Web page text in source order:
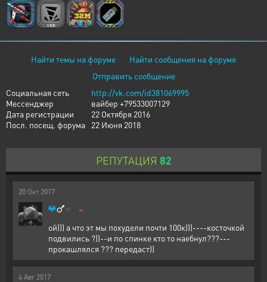
Найти темы на форуме
Найти сообщения на форуме
Отправить сообщение
Социальная сеть
http://vk.com/id381069995
Мессенджер
вайбер +79533007129
Дата регистрации
22 Октября 2016
Посл. посещ. форума
22 Июня 2018
РЕПУТАЦИЯ 82
20 Окт 2017
-
ой))) а что эт мы похудели почти 100к)))----косточкой
подвились ?))--и по спинке кто то наебнул???---
прокашлялся ??? передаст))
4 Авг 2017